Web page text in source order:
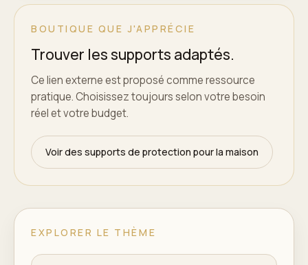
BOUTIQUE QUE J'APPRÉCIE
Trouver les supports adaptés.
Ce lien externe est proposé comme ressource
pratique. Choisissez toujours selon votre besoin
réel et votre budget.
Voir des supports de protection pour la maison
EXPLORER LE THÈME